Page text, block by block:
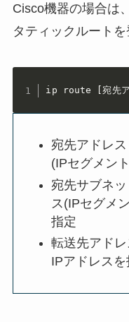
Cisco機器の場合は
タティックルートを
ip route [宛先ア
宛先アドレ
(IPセグメン
宛先サブネ
ス(IPセグメ
指定
転送先アド
IPアドレスを